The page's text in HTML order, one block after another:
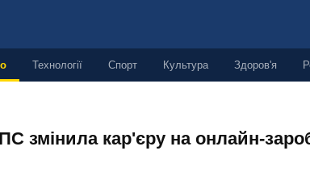
Технології Спорт Культура Здоров'я
змінила кар'єру на онлайн-